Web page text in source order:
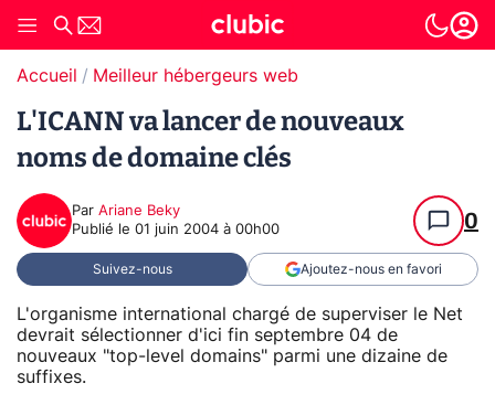
Accueil Meilleur hébergeurs web
L'ICANN va lancer de nouveaux
noms de domaine clés
Par Ariane Beky
Publié le 01 juin 2004 à 00h00 0
Suivez-nous Ajoutez-nous en favori
L'organisme international chargé de superviser le Net
devrait sélectionner d'ici fin septembre 04 de
nouveaux "top-level domains" parmi une dizaine de
suffixes.